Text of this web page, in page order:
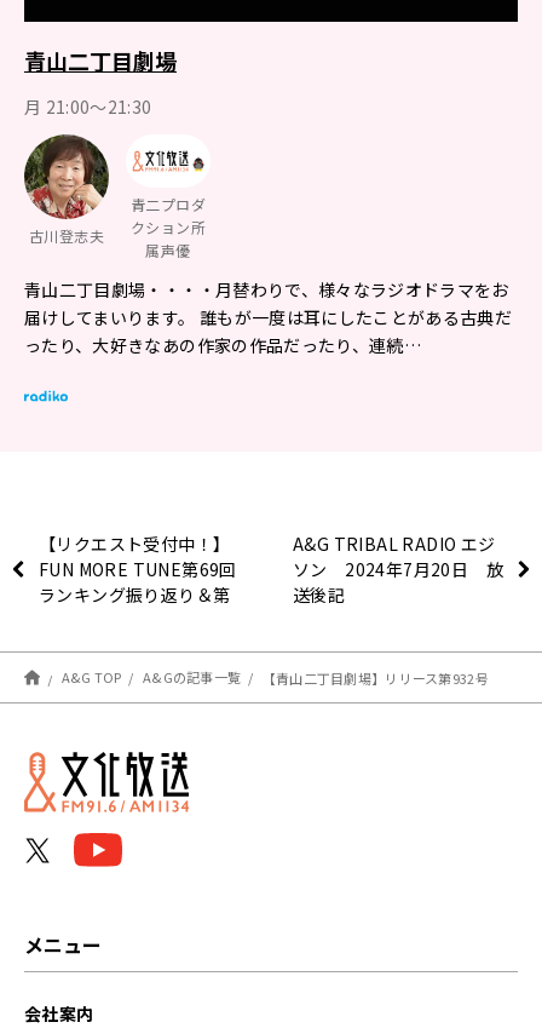
青山二丁目劇場
月 21:00～21:30
古川登志夫
青二プロダ
クション所
属声優
青山二丁目劇場・・・・月替わりで、様々なラジオドラマをお
届けしてまいります。 誰もが一度は耳にしたことがある古典だ
ったり、大好きなあの作家の作品だったり、連続…
【リクエスト受付中！】
FUN MORE TUNE第69回
ランキング振り返り＆第
A&G TRIBAL RADIO エジ
ソン 2024年7月20日 放
送後記
A&G TOP A&Gの記事一覧 【青山二丁目劇場】リリース第932号
メニュー
会社案内